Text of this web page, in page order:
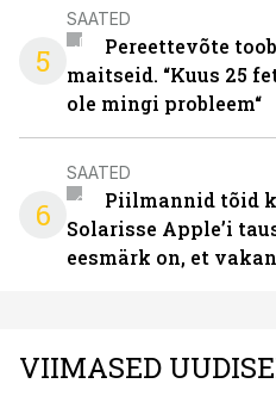
5
SAATED
Pereettevõte
maitseid. “Kuus 25
ole mingi probleem“
6
SAATED
Piilmannid tõid
Solarisse Apple’i
eesmärk on, et
VIIMASED